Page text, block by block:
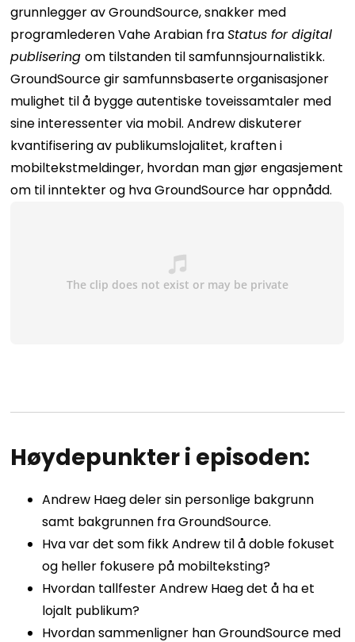
grunnlegger av GroundSource, snakker med
programlederen Vahe Arabian fraStatus for digital
publiseringom tilstanden til samfunnsjournalistikk.
GroundSource gir samfunnsbaserte organisasjoner
mulighet til å bygge autentiske toveissamtaler med
sine interessenter via mobil. Andrew diskuterer
kvantifisering av publikumslojalitet, kraften i
mobiltekstmeldinger, hvordan man gjør engasjement
om til inntekter og hva GroundSource har oppnådd.
Høydepunkter i episoden:
Andrew Haeg deler sin personlige bakgrunn
samt bakgrunnen fra GroundSource.
Hva var det som fikk Andrew til å doble fokuset
og heller fokusere på mobilteksting?
Hvordan tallfester Andrew Haeg det å ha et
lojalt publikum?
Hvordan sammenligner han GroundSource med